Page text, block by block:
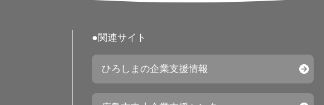
●関連サイト
ひろしまの企業支援情報